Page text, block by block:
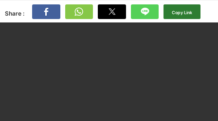
Share : Copy Link